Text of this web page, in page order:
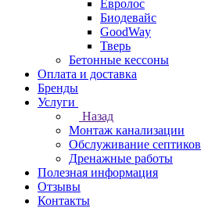
Евролос
Биодевайс
GoodWay
Тверь
Бетонные кессоны
Оплата и доставка
Бренды
Услуги
Назад
Монтаж канализации
Обслуживание септиков
Дренажные работы
Полезная информация
Отзывы
Контакты